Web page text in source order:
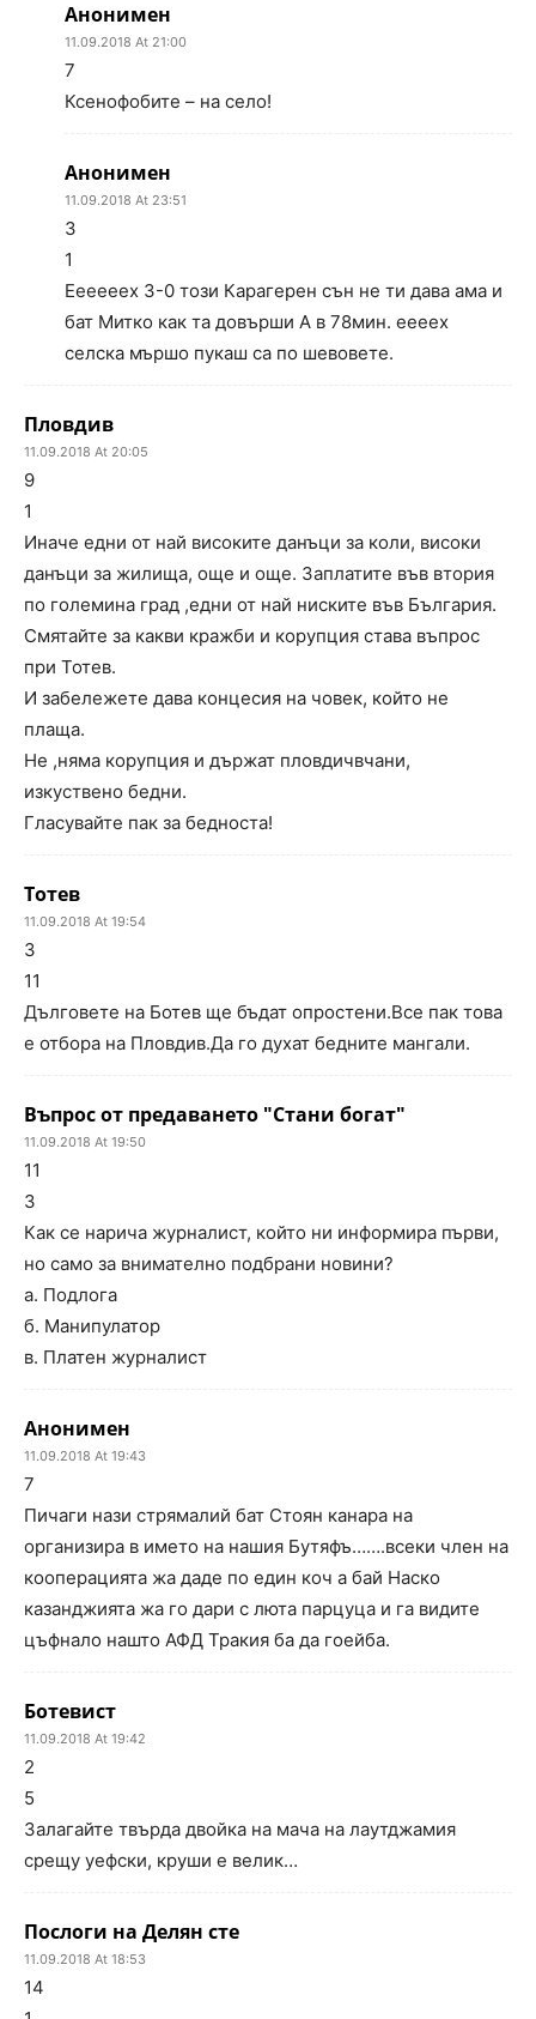
Анонимен
11.09.2018 At 21:00
7
Ксенофобите – на село!
Анонимен
11.09.2018 At 23:51
3
1
Еееееех 3-0 този Карагерен сън не ти дава ама и
бат Митко как та довърши А в 78мин. еееех
селска мършо пукаш са по шевовете.
Пловдив
11.09.2018 At 20:05
9
1
Иначе едни от най високите данъци за коли, високи
данъци за жилища, още и още. Заплатите във втория
по големина град ,едни от най ниските във България.
Смятайте за какви кражби и корупция става въпрос
при Тотев.
И забележете дава концесия на човек, който не
плаща.
Не ,няма корупция и държат пловдичвчани,
изкуствено бедни.
Гласувайте пак за бедноста!
Тотев
11.09.2018 At 19:54
3
11
Дълговете на Ботев ще бъдат опростени.Все пак това
е отбора на Пловдив.Да го духат бедните мангали.
Въпрос от предаването "Стани богат"
11.09.2018 At 19:50
11
3
Как се нарича журналист, който ни информира първи,
но само за внимателно подбрани новини?
а. Подлога
б. Манипулатор
в. Платен журналист
Анонимен
11.09.2018 At 19:43
7
Пичаги нази стрямалий бат Стоян канара на
организира в името на нашия Бутяфъ…….всеки член на
кооперацията жа даде по един коч а бай Наско
казанджията жа го дари с люта парцуца и га видите
цъфнало нашто АФД Тракия ба да гоейба.
Ботевист
11.09.2018 At 19:42
2
5
Залагайте твърда двойка на мача на лаутджамия
срещу уефски, круши е велик…
Послоги на Делян сте
11.09.2018 At 18:53
14